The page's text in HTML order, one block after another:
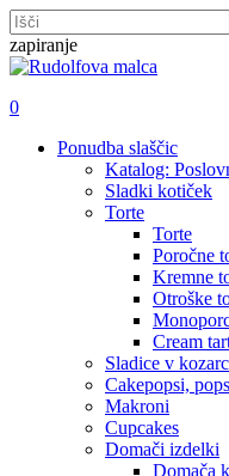
Skip
to
main
zapiranje
Zapri
išči
account
0
Ponudba slaščic
Katalog:
Sladki kotiček
Torte
Torte
Poročne
Kremne
Otroške
Cream
Sladice v
Cakepopsi,
Makroni
Cupcakes
Domači izdelki
Domača